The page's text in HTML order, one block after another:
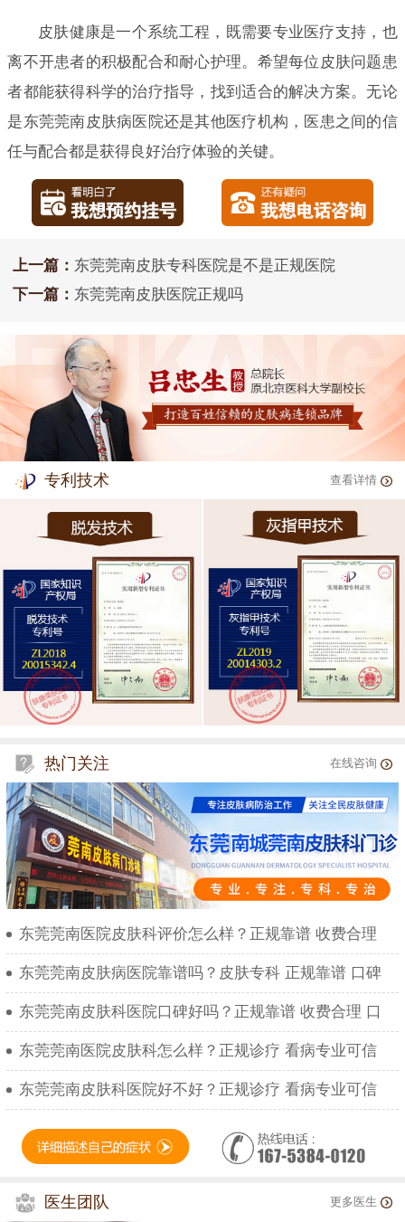
皮肤健康是一个系统工程，既需要专业医疗支持，也
离不开患者的积极配合和耐心护理。希望每位皮肤问题患
者都能获得科学的治疗指导，找到适合的解决方案。无论
是东莞莞南皮肤病医院还是其他医疗机构，医患之间的信
任与配合都是获得良好治疗体验的关键。
上一篇： 东莞莞南皮肤专科医院是不是正规医院
下一篇： 东莞莞南皮肤医院正规吗
专利技术 查看详情
热门关注 在线咨询
东莞莞南医院皮肤科评价怎么样？正规靠谱 收费合理
东莞莞南皮肤病医院靠谱吗？皮肤专科 正规靠谱 口碑
东莞莞南皮肤科医院口碑好吗？正规靠谱 收费合理 口
东莞莞南医院皮肤科怎么样？正规诊疗 看病专业可信
东莞莞南皮肤科医院好不好？正规诊疗 看病专业可信
医生团队 更多医生